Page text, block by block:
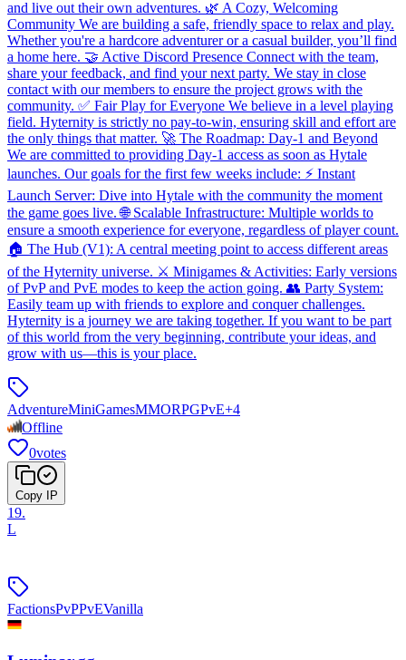
and live out their own adventures. 🌿 A Cozy, Welcoming
Community We are building a safe, friendly space to relax and play.
Whether you're a hardcore adventurer or a casual builder, you’ll find
a home here. 🤝 Active Discord Presence Connect with the team,
share your feedback, and find your next party. We stay in close
contact with our members to ensure the project grows with the
community. ✅ Fair Play for Everyone We believe in a level playing
field. Hyternity is strictly no pay-to-win, ensuring skill and effort are
the only things that matter. 🚀 The Roadmap: Day-1 and Beyond
We are committed to providing Day-1 access as soon as Hytale
launches. Our goals for the first few weeks include: ⚡ Instant
Launch Server: Dive into Hytale with the community the moment
the game goes live. 🌐 Scalable Infrastructure: Multiple worlds to
ensure a smooth experience for everyone, regardless of player count.
🏠 The Hub (V1): A central meeting point to access different areas
of the Hyternity universe. ⚔️ Minigames & Activities: Early versions
of PvP and PvE modes to keep the action going. 👥 Party System:
Easily team up with friends to explore and conquer challenges.
Hyternity is a journey we are taking together. If you want to be part
of this world from the very beginning, contribute your ideas, and
grow with us—this is your place.
AdventureMiniGamesMMORPGPvE+4
Offline
0votes
Copy IP
19.
L
FactionsPvPPvEVanilla